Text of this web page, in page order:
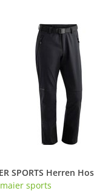
maier sports